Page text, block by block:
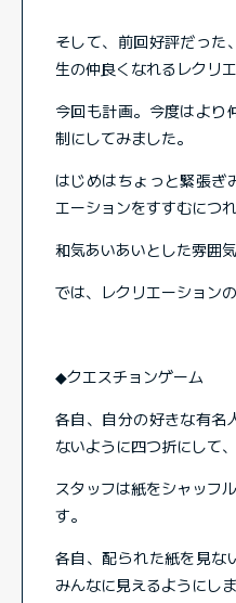
そして、前回好評だった
生の仲良くなれるレクリ
今回も計画。今度はより
制にしてみました。
はじめはちょっと緊張ぎ
エーションをすすむにつれ
和気あいあいとした雰囲
では、レクリエーション
◆クエスチョンゲーム
各自、自分の好きな有名
ないように四つ折にして
スタッフは紙をシャッフ
す。
各自、配られた紙を見な
みんなに見えるようにしま